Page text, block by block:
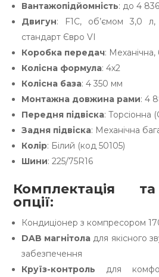
Вантажопідйомність: до 4
Двигун: F1C, об’ємом 3,0 л,
стандарт Євро VI
Коробка передач:
Колісна формула: 4х2
Колісна база: 4 350 мм
Монтажна довжина рами: 4
Передня підвіска: Торсіонна
Задня підвіска: Механічна
Колір: Білий (код 50105)
Шини: 225/75R16
Комплектація
опції:
Кондиціонер з компресором
DAB магнітола для якісного
забезпечення
Круїз-контроль для